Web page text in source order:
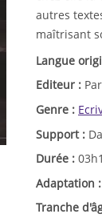
autres
maîtrisant
Langue
Editeur :
Genre :
Support :
Durée :
Adaptation :
Tranche